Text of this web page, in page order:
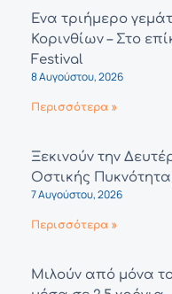
Ένα τριήμερο
Κορινθίων – Στο
Festival
8 Αυγούστου, 2026
Περισσότερα »
Ξεκινούν την
Οστικής
7 Αυγούστου, 2026
Περισσότερα »
Μιλούν από μόνα